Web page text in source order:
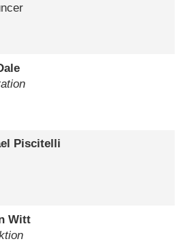
Piscitelli
Witt